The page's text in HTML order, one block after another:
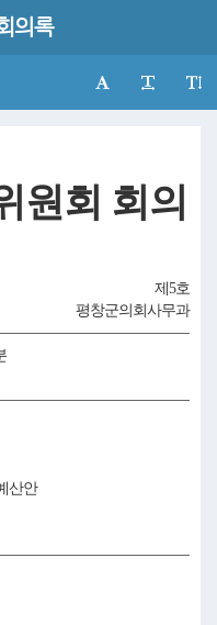
의록
원회 회의
제5호
평창군의회사무과
산안